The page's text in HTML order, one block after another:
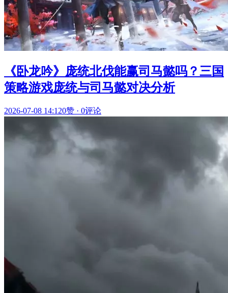
《卧龙吟》庞统北伐能赢司马懿吗？三国
策略游戏庞统与司马懿对决分析
2026-07-08 14:120赞 · 0评论